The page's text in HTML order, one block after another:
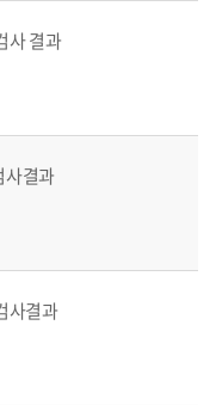
사 결과
사결과
사결과